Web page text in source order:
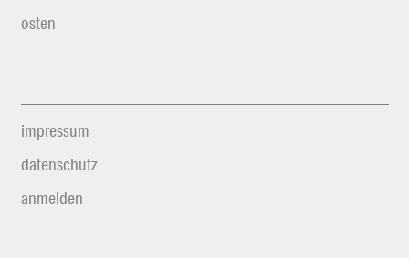
osten
impressum
datenschutz
anmelden